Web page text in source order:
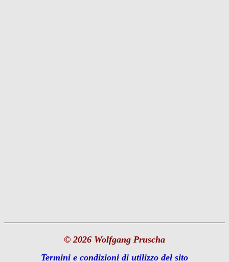
© 2026 Wolfgang Pruscha
Termini e condizioni di utilizzo del sito